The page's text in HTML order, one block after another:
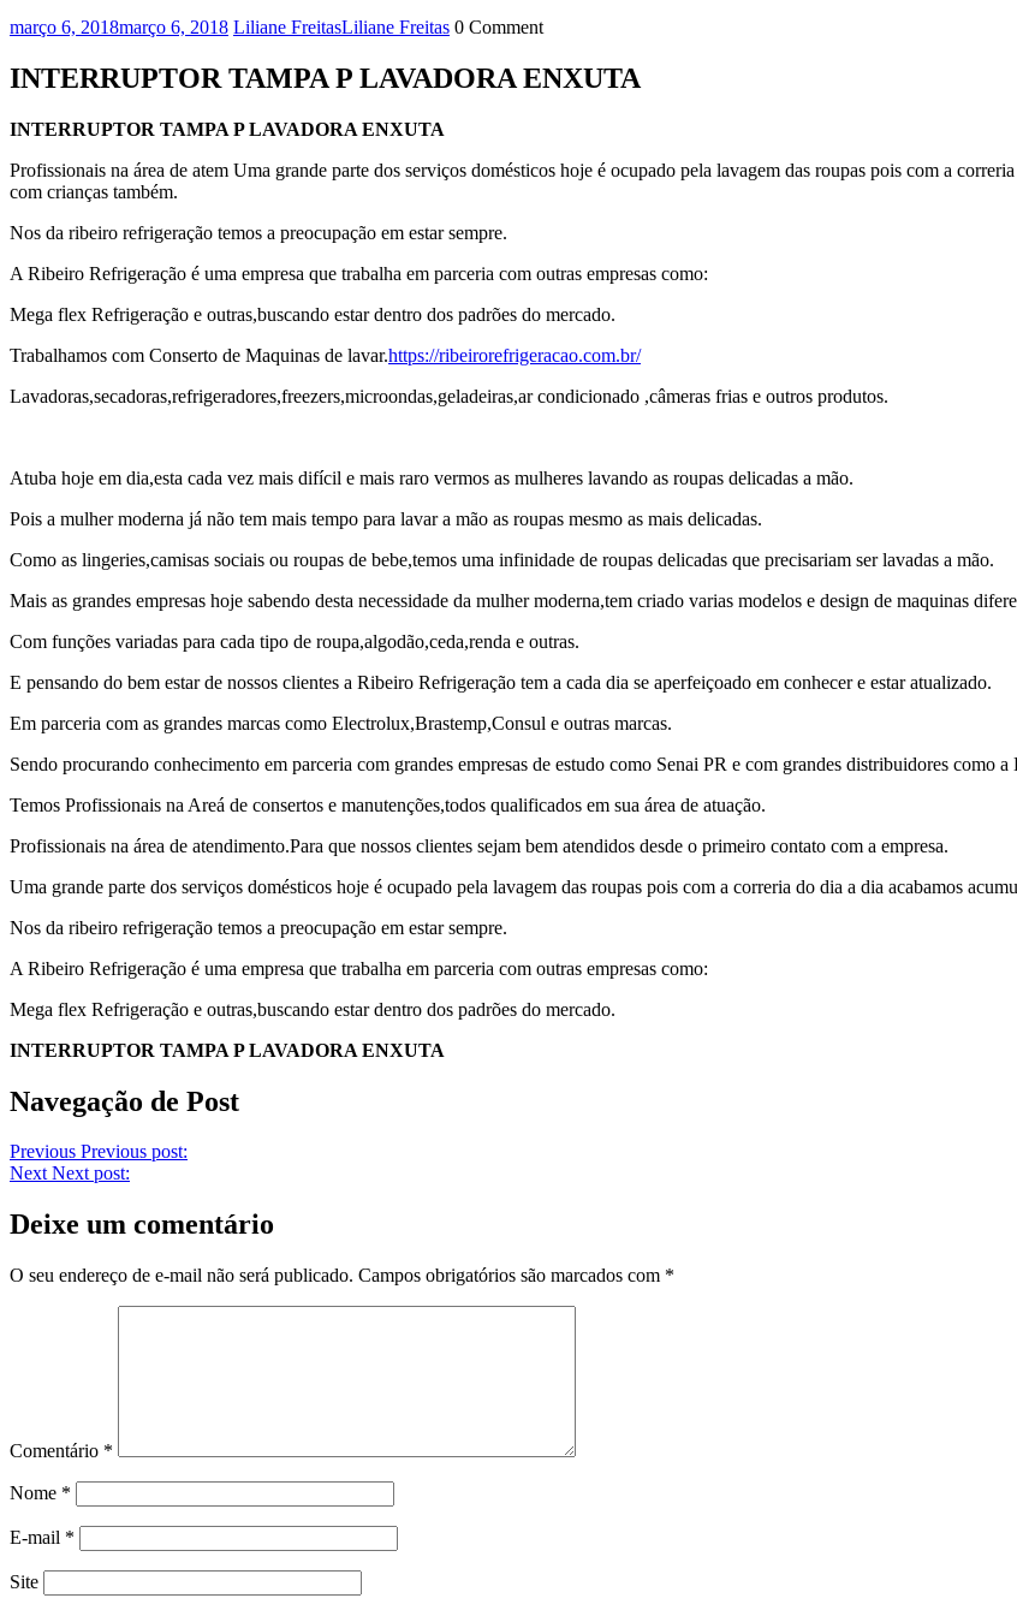
março 6, 2018março 6, 2018 Liliane FreitasLiliane Freitas 0 Comment
INTERRUPTOR TAMPA P LAVADORA ENXUTA
INTERRUPTOR TAMPA P LAVADORA ENXUTA
Profissionais na área de atem Uma grande parte dos serviços domésticos hoje é ocupado pela lavagem das roupas pois com a
com crianças também.
Nos da ribeiro refrigeração temos a preocupação em estar sempre.
A Ribeiro Refrigeração é uma empresa que trabalha em parceria com outras empresas como:
Mega flex Refrigeração e outras,buscando estar dentro dos padrões do mercado.
Trabalhamos com Conserto de Maquinas de lavar.https://ribeirorefrigeracao.com.br/
Lavadoras,secadoras,refrigeradores,freezers,microondas,geladeiras,ar condicionado ,câmeras frias e outros produtos.
Atuba hoje em dia,esta cada vez mais difícil e mais raro vermos as mulheres lavando as roupas delicadas a mão.
Pois a mulher moderna já não tem mais tempo para lavar a mão as roupas mesmo as mais delicadas.
Como as lingeries,camisas sociais ou roupas de bebe,temos uma infinidade de roupas delicadas que precisariam ser lavadas a mão.
Mais as grandes empresas hoje sabendo desta necessidade da mulher moderna,tem criado varias modelos e design de maquinas
Com funções variadas para cada tipo de roupa,algodão,ceda,renda e outras.
E pensando do bem estar de nossos clientes a Ribeiro Refrigeração tem a cada dia se aperfeiçoado em conhecer e estar atualizado.
Em parceria com as grandes marcas como Electrolux,Brastemp,Consul e outras marcas.
Sendo procurando conhecimento em parceria com grandes empresas de estudo como Senai PR e com grandes distribuidores como
Temos Profissionais na Areá de consertos e manutenções,todos qualificados em sua área de atuação.
Profissionais na área de atendimento.Para que nossos clientes sejam bem atendidos desde o primeiro contato com a empresa.
Uma grande parte dos serviços domésticos hoje é ocupado pela lavagem das roupas pois com a correria do dia a dia acabamos
Nos da ribeiro refrigeração temos a preocupação em estar sempre.
A Ribeiro Refrigeração é uma empresa que trabalha em parceria com outras empresas como:
Mega flex Refrigeração e outras,buscando estar dentro dos padrões do mercado.
INTERRUPTOR TAMPA P LAVADORA ENXUTA
Navegação de Post
Previous Previous post:
Next Next post:
Deixe um comentário
O seu endereço de e-mail não será publicado. Campos obrigatórios são marcados com *
Comentário *
Nome *
E-mail *
Site